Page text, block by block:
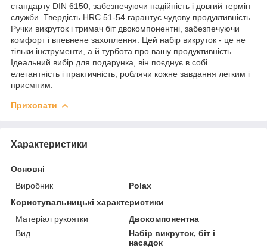
стандарту DIN 6150, забезпечуючи надійність і довгий термін
служби. Твердість HRC 51-54 гарантує чудову продуктивність.
Ручки викруток і тримач біт двокомпонентні, забезпечуючи
комфорт і впевнене захоплення. Цей набір викруток - це не
тільки інструменти, а й турбота про вашу продуктивність.
Ідеальний вибір для подарунка, він поєднує в собі
елегантність і практичність, роблячи кожне завдання легким і
приємним.
Приховати
Характеристики
Основні
Виробник
Polax
Користувальницькі характеристики
Матеріал рукоятки
Двокомпонентна
Вид
Набір викруток, біт і
насадок